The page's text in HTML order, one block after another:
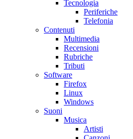
Tecnologia
Periferiche
Telefonia
Contenuti
Multimedia
Recensioni
Rubriche
Tributi
Software
Firefox
Linux
Windows
Suoni
Musica
Artisti